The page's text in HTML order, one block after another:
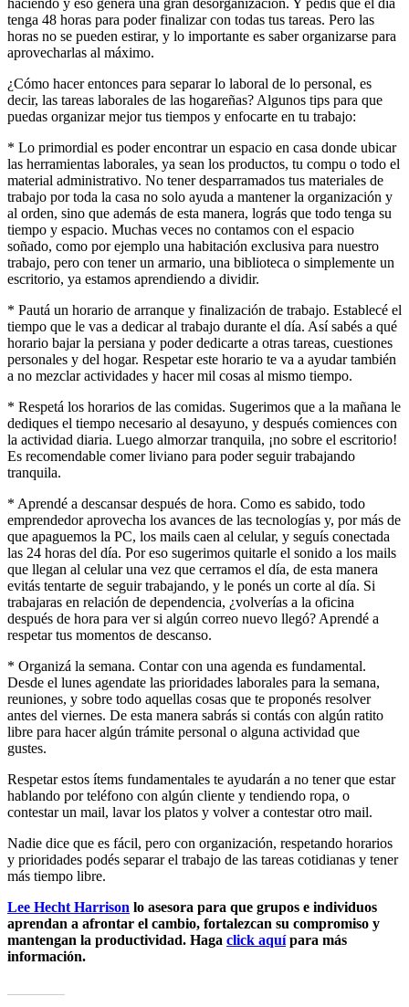
tenga 48 horas para poder finalizar con todas tus tareas. Pero las
horas no se pueden estirar, y lo importante es saber organizarse para
aprovecharlas al máximo.
¿Cómo hacer entonces para separar lo laboral de lo personal, es
decir, las tareas laborales de las hogareñas? Algunos tips para que
puedas organizar mejor tus tiempos y enfocarte en tu trabajo:
* Lo primordial es poder encontrar un espacio en casa donde ubicar
las herramientas laborales, ya sean los productos, tu compu o todo el
material administrativo. No tener desparramados tus materiales de
trabajo por toda la casa no solo ayuda a mantener la organización y
al orden, sino que además de esta manera, lográs que todo tenga su
tiempo y espacio. Muchas veces no contamos con el espacio
soñado, como por ejemplo una habitación exclusiva para nuestro
trabajo, pero con tener un armario, una biblioteca o simplemente un
escritorio, ya estamos aprendiendo a dividir.
* Pautá un horario de arranque y finalización de trabajo. Establecé el
tiempo que le vas a dedicar al trabajo durante el día. Así sabés a qué
horario bajar la persiana y poder dedicarte a otras tareas, cuestiones
personales y del hogar. Respetar este horario te va a ayudar también
a no mezclar actividades y hacer mil cosas al mismo tiempo.
* Respetá los horarios de las comidas. Sugerimos que a la mañana le
dediques el tiempo necesario al desayuno, y después comiences con
la actividad diaria. Luego almorzar tranquila, ¡no sobre el escritorio!
Es recomendable comer liviano para poder seguir trabajando
tranquila.
* Aprendé a descansar después de hora. Como es sabido, todo
emprendedor aprovecha los avances de las tecnologías y, por más de
que apaguemos la PC, los mails caen al celular, y seguís conectada
las 24 horas del día. Por eso sugerimos quitarle el sonido a los mails
que llegan al celular una vez que cerramos el día, de esta manera
evitás tentarte de seguir trabajando, y le ponés un corte al día. Si
trabajaras en relación de dependencia, ¿volverías a la oficina
después de hora para ver si algún correo nuevo llegó? Aprendé a
respetar tus momentos de descanso.
* Organizá la semana. Contar con una agenda es fundamental.
Desde el lunes agendate las prioridades laborales para la semana,
reuniones, y sobre todo aquellas cosas que te proponés resolver
antes del viernes. De esta manera sabrás si contás con algún ratito
libre para hacer algún trámite personal o alguna actividad que
gustes.
Respetar estos ítems fundamentales te ayudarán a no tener que estar
hablando por teléfono con algún cliente y tendiendo ropa, o
contestar un mail, lavar los platos y volver a contestar otro mail.
Nadie dice que es fácil, pero con organización, respetando horarios
y prioridades podés separar el trabajo de las tareas cotidianas y tener
más tiempo libre.
Lee Hecht Harrison lo asesora para que grupos e individuos
aprendan a afrontar el cambio, fortalezcan su compromiso y
mantengan la productividad. Haga click aquípara más
información.